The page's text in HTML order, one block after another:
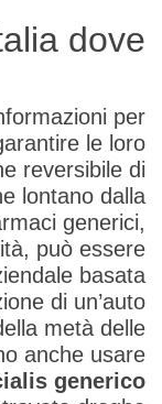
dove
per
le loro
reversibile di
lontano dalla
generici,
può essere
basata
di un’auto
metà delle
anche usare
cialis generico